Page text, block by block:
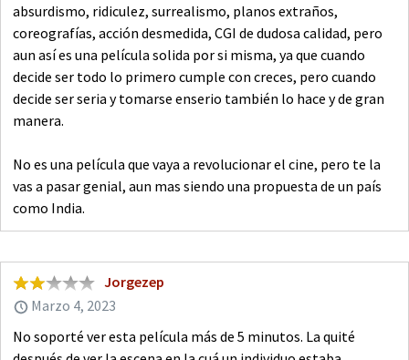
absurdismo, ridiculez, surrealismo, planos extraños,
coreografías, acción desmedida, CGI de dudosa calidad, pero
aun así es una película solida por si misma, ya que cuando
decide ser todo lo primero cumple con creces, pero cuando
decide ser seria y tomarse enserio también lo hace y de gran
manera.
No es una película que vaya a revolucionar el cine, pero te la
vas a pasar genial, aun mas siendo una propuesta de un país
como India.
Jorgezep
Marzo 4, 2023
No soporté ver esta película más de 5 minutos. La quité